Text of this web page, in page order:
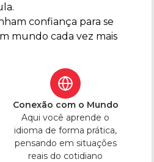
confiança para se
mundo cada vez mais
Conexão com o Mundo
Aqui você aprende o
idioma de forma prática,
pensando em situações
reais do cotidiano